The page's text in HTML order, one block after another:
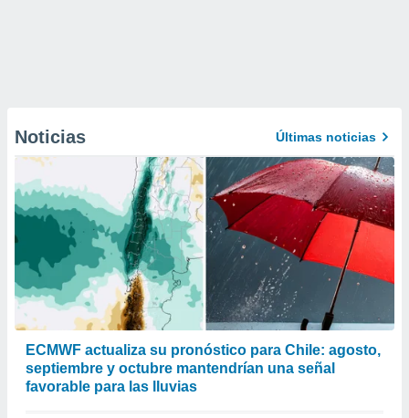
Noticias Últimas noticias
ECMWF actualiza su pronóstico para Chile: agosto,
septiembre y octubre mantendrían una señal
favorable para las lluvias